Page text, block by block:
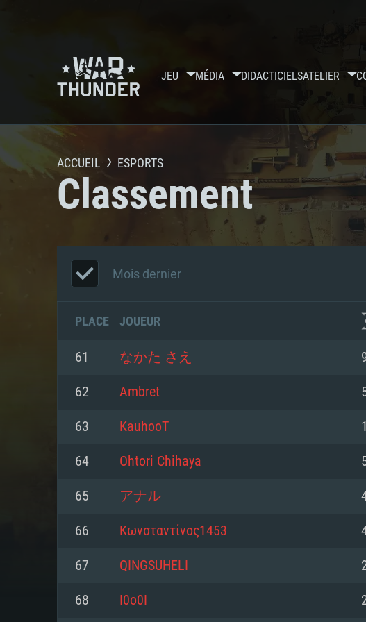
JEU MÉDIA DIDACTICIELSATELIER
ACCUEIL ESPORTS
Classement
Mois dernier
PLACE JOUEUR
61 なかた さえ
62 Ambret
63 KauhooT
64 Ohtori Chihaya
65 アナル
66 Κωνσταντίνος1453
67 QINGSUHELI
68 I0о0I